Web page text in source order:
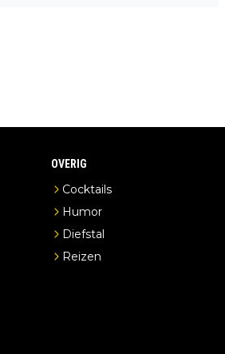
OVERIG
Cocktails
Humor
Diefstal
Reizen